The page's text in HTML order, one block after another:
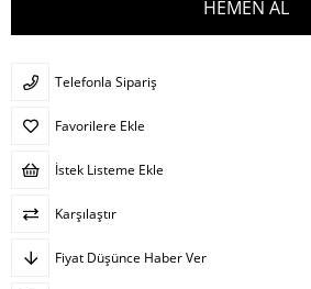
Telefonla Sipariş
Favorilere Ekle
İstek Listeme Ekle
Karşılaştır
Fiyat Düşünce Haber Ver